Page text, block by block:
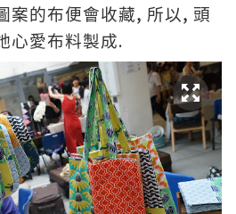
案的布便會收藏, 所以, 頭
心愛布料製成.